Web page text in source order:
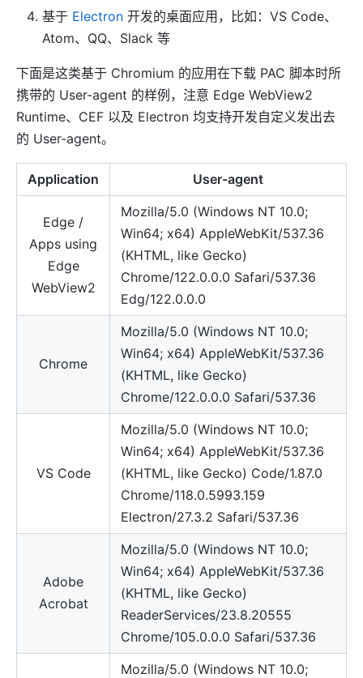
基于 Electron 开发的桌面应用，比如：VS Code、
Atom、QQ、Slack 等
下面是这类基于 Chromium 的应用在下载 PAC 脚本时所
携带的 User-agent 的样例，注意 Edge WebView2
Runtime、CEF 以及 Electron 均支持开发自定义发出去
的 User-agent。
Application User-agent
Edge /
Apps using
Edge
WebView2
Mozilla/5.0 (Windows NT 10.0;
Win64; x64) AppleWebKit/537.36
(KHTML, like Gecko)
Chrome/122.0.0.0 Safari/537.36
Edg/122.0.0.0
Chrome
Mozilla/5.0 (Windows NT 10.0;
Win64; x64) AppleWebKit/537.36
(KHTML, like Gecko)
Chrome/122.0.0.0 Safari/537.36
VS Code
Mozilla/5.0 (Windows NT 10.0;
Win64; x64) AppleWebKit/537.36
(KHTML, like Gecko) Code/1.87.0
Chrome/118.0.5993.159
Electron/27.3.2 Safari/537.36
Adobe
Acrobat
Mozilla/5.0 (Windows NT 10.0;
Win64; x64) AppleWebKit/537.36
(KHTML, like Gecko)
ReaderServices/23.8.20555
Chrome/105.0.0.0 Safari/537.36
Mozilla/5.0 (Windows NT 10.0;